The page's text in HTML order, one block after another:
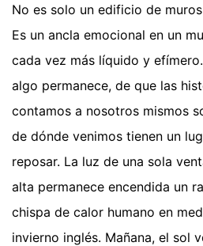
No es solo un edificio de
Es un ancla emocional en un
cada vez más líquido y
algo permanece, de que las
contamos a nosotros mismos
de dónde venimos tienen un
reposar. La luz de una sola
alta permanece encendida un
chispa de calor humano en
invierno inglés. Mañana, el sol